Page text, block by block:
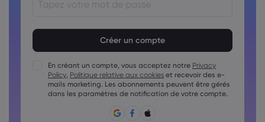
15&nbsp;caractères
Le mot de passe doit contenir au moins 1 caractère
numérique
Le mot de passe doit contenir au moins 1 lettre majuscule.
Le mot de passe doit contenir au moins 1 lettre minuscule
En créant un compte, vous acceptez notre Privacy
Policy, Politique relative aux cookies et recevoir des e-
mails marketing. Les abonnements peuvent être gérés
dans les paramètres de notification de votre compte.